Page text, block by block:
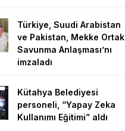
Türkiye, Suudi Arabistan
ve Pakistan, Mekke Ortak
Savunma Anlaşması’nı
imzaladı
Kütahya Belediyesi
personeli, “Yapay Zeka
Kullanımı Eğitimi” aldı